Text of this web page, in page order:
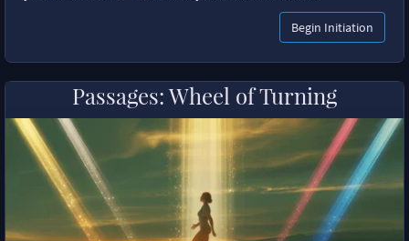
Begin Initiation
Passages: Wheel of Turning